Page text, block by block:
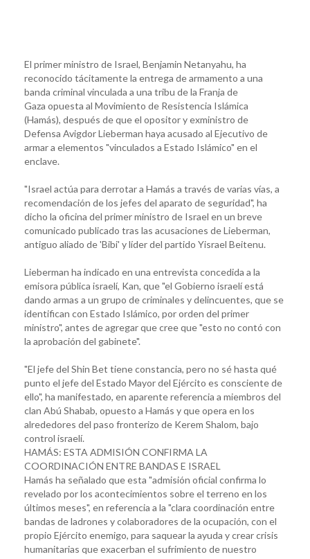
El primer ministro de Israel, Benjamin Netanyahu, ha
reconocido tácitamente la entrega de armamento a una
banda criminal vinculada a una tribu de la Franja de
Gaza opuesta al Movimiento de Resistencia Islámica
(Hamás), después de que el opositor y exministro de
Defensa Avigdor Lieberman haya acusado al Ejecutivo de
armar a elementos "vinculados a Estado Islámico" en el
enclave.
"Israel actúa para derrotar a Hamás a través de varias vías, a
recomendación de los jefes del aparato de seguridad", ha
dicho la oficina del primer ministro de Israel en un breve
comunicado publicado tras las acusaciones de Lieberman,
antiguo aliado de 'Bibi' y líder del partido Yisrael Beitenu.
Lieberman ha indicado en una entrevista concedida a la
emisora pública israelí, Kan, que "el Gobierno israelí está
dando armas a un grupo de criminales y delincuentes, que se
identifican con Estado Islámico, por orden del primer
ministro", antes de agregar que cree que "esto no contó con
la aprobación del gabinete".
"El jefe del Shin Bet tiene constancia, pero no sé hasta qué
punto el jefe del Estado Mayor del Ejército es consciente de
ello", ha manifestado, en aparente referencia a miembros del
clan Abú Shabab, opuesto a Hamás y que opera en los
alrededores del paso fronterizo de Kerem Shalom, bajo
control israelí.
HAMÁS: ESTA ADMISIÓN CONFIRMA LA
COORDINACIÓN ENTRE BANDAS E ISRAEL
Hamás ha señalado que esta "admisión oficial confirma lo
revelado por los acontecimientos sobre el terreno en los
últimos meses", en referencia a la "clara coordinación entre
bandas de ladrones y colaboradores de la ocupación, con el
propio Ejército enemigo, para saquear la ayuda y crear crisis
humanitarias que exacerban el sufrimiento de nuestro